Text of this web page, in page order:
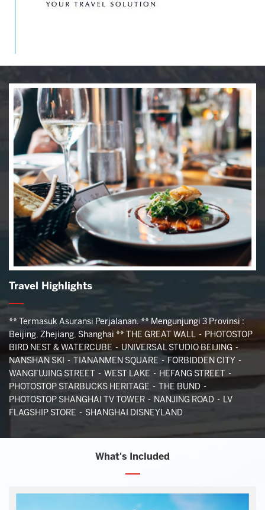
Travel Highlights
** Termasuk Asuransi Perjalanan. ** Mengunjungi 3 Provinsi :
Beijing, Zhejiang, Shanghai ** THE GREAT WALL - PHOTOSTOP
BIRD NEST & WATERCUBE - UNIVERSAL STUDIO BEIJING -
NANSHAN SKI - TIANANMEN SQUARE - FORBIDDEN CITY -
WANGFUJING STREET - WEST LAKE - HEFANG STREET -
PHOTOSTOP STARBUCKS HERITAGE - THE BUND -
PHOTOSTOP SHANGHAI TV TOWER - NANJING ROAD - LV
FLAGSHIP STORE - SHANGHAI DISNEYLAND
What's Included